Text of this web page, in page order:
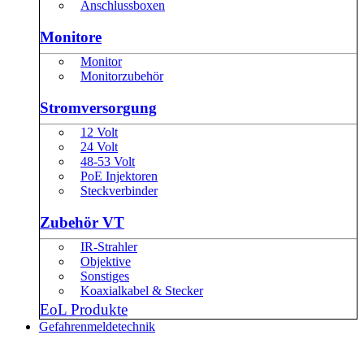
Anschlussboxen
Monitore
Monitor
Monitorzubehör
Stromversorgung
12 Volt
24 Volt
48-53 Volt
PoE Injektoren
Steckverbinder
Zubehör VT
IR-Strahler
Objektive
Sonstiges
Koaxialkabel & Stecker
EoL Produkte
Gefahrenmeldetechnik